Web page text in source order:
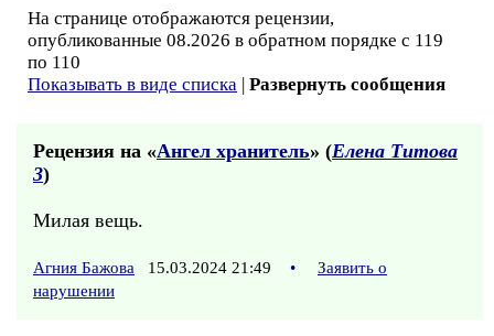
На странице отображаются рецензии,
опубликованные 08.2026 в обратном порядке с 119
по 110
Показывать в виде списка | Развернуть сообщения
Рецензия на «Ангел хранитель» (Елена Титова
3)
Милая вещь.
Агния Бажова 15.03.2024 21:49 •
Заявить о
нарушении